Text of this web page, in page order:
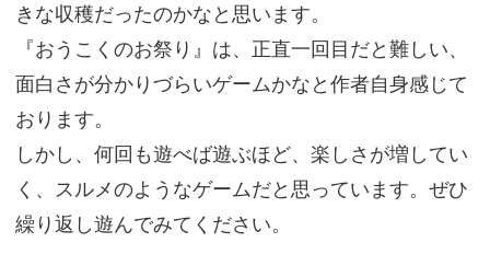
きな収穫だったのかなと思います。
『おうこくのお祭り』は、正直一回目だと難しい、
面白さが分かりづらいゲームかなと作者自身感じて
おります。
しかし、何回も遊べば遊ぶほど、楽しさが増してい
く、スルメのようなゲームだと思っています。ぜひ
繰り返し遊んでみてください。